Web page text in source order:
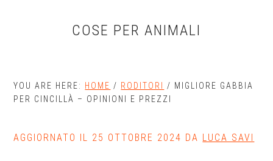
COSE PER ANIMALI
YOU ARE HERE: HOME / RODITORI / MIGLIORE GABBIA
PER CINCILLÀ – OPINIONI E PREZZI
AGGIORNATO IL 25 OTTOBRE 2024 DA LUCA SAVI